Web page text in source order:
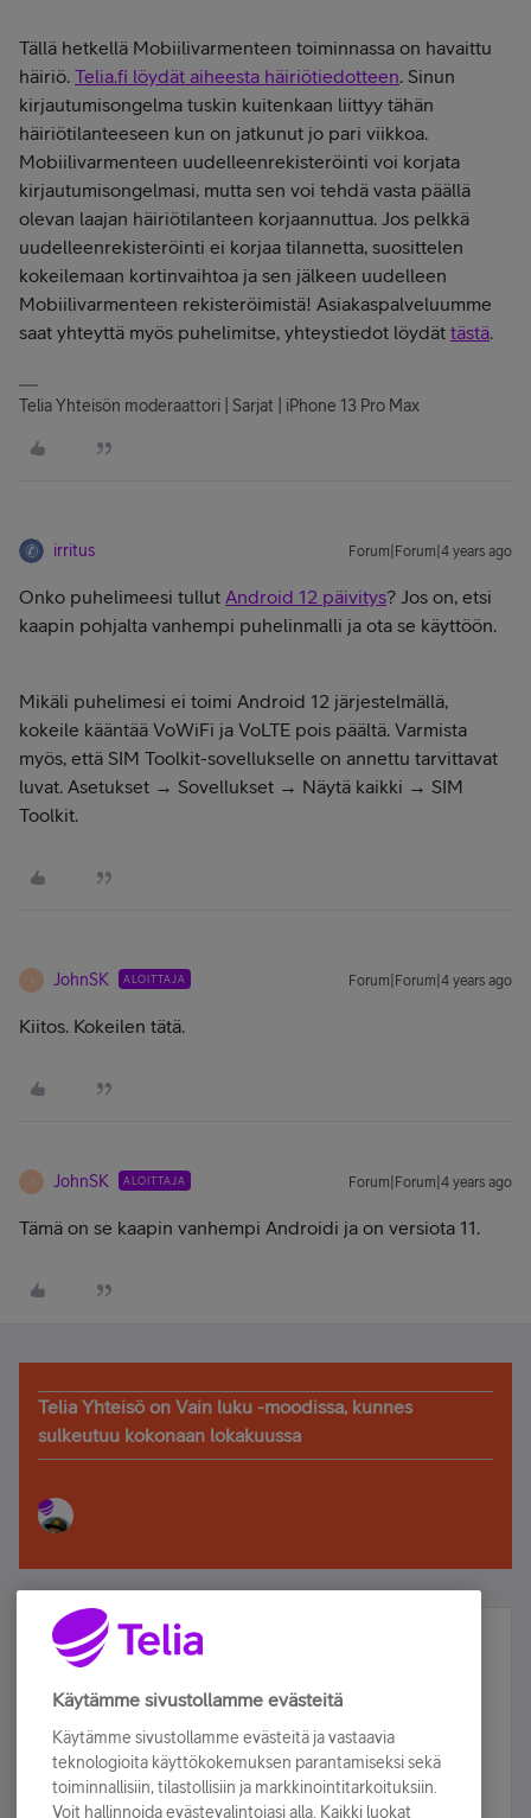
Tällä hetkellä Mobiilivarmenteen toiminnassa on havaittu
häiriö. Telia.fi löydät aiheesta häiriötiedotteen . Sinun
kirjautumisongelma tuskin kuitenkaan liittyy tähän
häiriötilanteeseen kun on jatkunut jo pari viikkoa.
Mobiilivarmenteen uudelleenrekisteröinti voi korjata
kirjautumisongelmasi, mutta sen voi tehdä vasta päällä
olevan laajan häiriötilanteen korjaannuttua. Jos pelkkä
uudelleenrekisteröinti ei korjaa tilannetta, suosittelen
kokeilemaan kortinvaihtoa ja sen jälkeen uudelleen
Mobiilivarmenteen rekisteröimistä! Asiakaspalveluumme
saat yhteyttä myös puhelimitse, yhteystiedot löydät tästä
Telia Yhteisön moderaattori | Sarjat | iPhone 13 Pro Max
irritus Forum|Forum|4 years ago
Onko puhelimeesi tullut Android 12 päivitys? Jos on, etsi
kaapin pohjalta vanhempi puhelinmalli ja ota se käyttöön.
Mikäli puhelimesi ei toimi Android 12 järjestelmällä,
kokeile kääntää VoWiFi ja VoLTE pois päältä. Varmista
myös, että SIM Toolkit-sovellukselle on annettu tarvittavat
luvat. Asetukset → Sovellukset → Näytä kaikki → SIM
Toolkit.
J JohnSK ALOITTAJA Forum|Forum|4 years ago
Kiitos. Kokeilen tätä.
J JohnSK ALOITTAJA Forum|Forum|4 years ago
Tämä on se kaapin vanhempi Androidi ja on versiota 11.
Telia Yhteisö on Vain luku -moodissa, kunnes
sulkeutuu kokonaan lokakuussa
Älä jää paitsi – osallistu ja voita!
Tilaa Telian uutiskirje ja olet mukana arvonnassa.
sähköpostiisi.
Tilaa nyt
Käytämme sivustollamme evästeitä
Käytämme sivustollamme evästeitä ja vastaavia
teknologioita käyttökokemuksen parantamiseksi sekä
toiminnallisiin, tilastollisiin ja markkinointitarkoituksiin.
Voit hallinnoida evästevalintojasi alla. Kaikki luokat